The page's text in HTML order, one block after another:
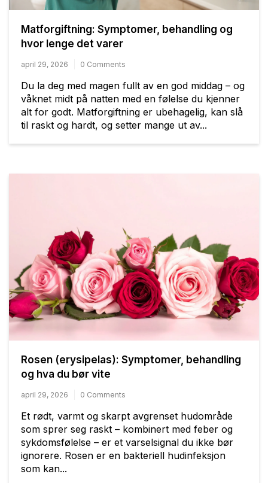
Matforgiftning: Symptomer, behandling og
hvor lenge det varer
april 29, 2026 0 Comments
Du la deg med magen fullt av en god middag – og
våknet midt på natten med en følelse du kjenner
alt for godt. Matforgiftning er ubehagelig, kan slå
til raskt og hardt, og setter mange ut av...
Rosen (erysipelas): Symptomer, behandling
og hva du bør vite
april 29, 2026 0 Comments
Et rødt, varmt og skarpt avgrenset hudområde
som sprer seg raskt – kombinert med feber og
sykdomsfølelse – er et varselsignal du ikke bør
ignorere. Rosen er en bakteriell hudinfeksjon
som kan...